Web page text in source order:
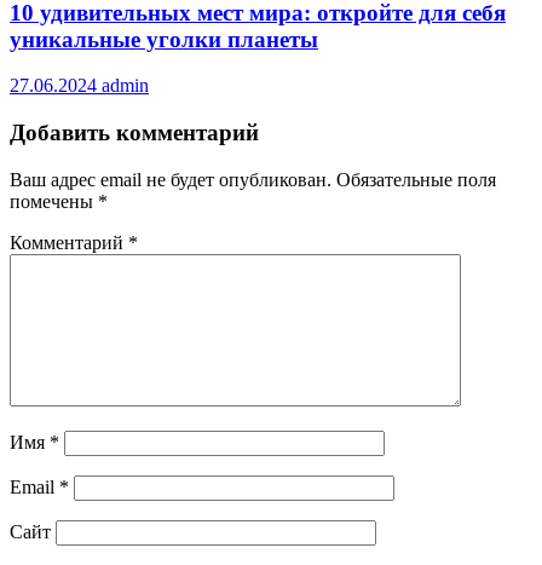
10 удивительных мест мира: откройте для себя
уникальные уголки планеты
27.06.2024 admin
Добавить комментарий
Ваш адрес email не будет опубликован. Обязательные поля
помечены *
Комментарий *
Имя *
Email *
Сайт